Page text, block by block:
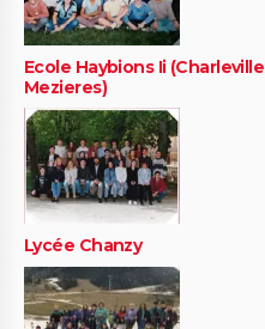
Ecole Haybions Ii (Charleville
Mezieres)
Lycée Chanzy